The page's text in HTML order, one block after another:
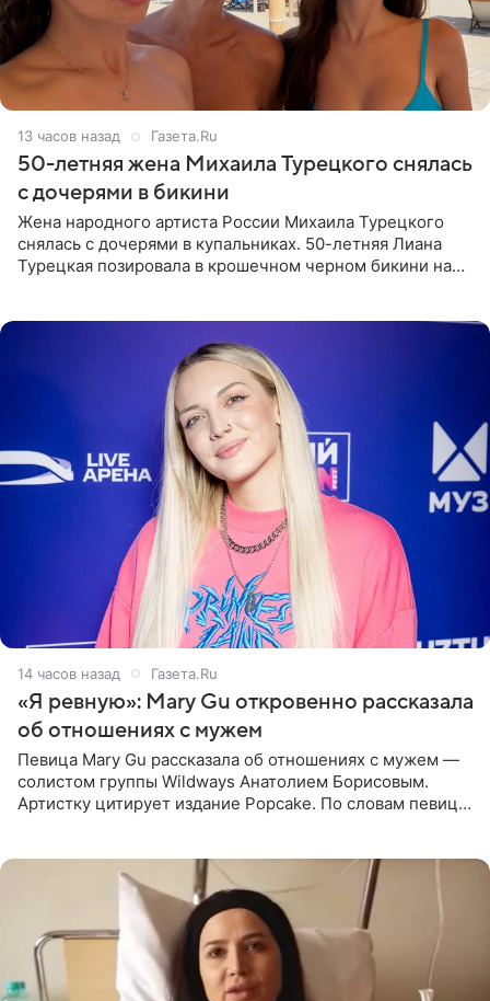
13 часов назад Газета.Ru
50-летняя жена Михаила Турецкого снялась
с дочерями в бикини
Жена народного артиста России Михаила Турецкого
снялась с дочерями в купальниках. 50-летняя Лиана
Турецкая позировала в крошечном черном бикини на
14 часов назад Газета.Ru
«Я ревную»: Mary Gu откровенно рассказала
об отношениях с мужем
Певица Mary Gu рассказала об отношениях с мужем —
солистом группы Wildways Анатолием Борисовым.
Артистку цитирует издание Popcake. По словам певицы,